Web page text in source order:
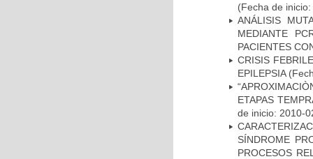
(Fecha de
ANÁLISIS
MEDIANTE
PACIENTES
CRISIS
EPILEPSIA
ETAPAS
de inicio: 2010-
SÍNDROME
PROCESOS